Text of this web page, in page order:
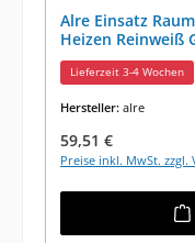
Alre Einsatz
Heizen Reinweiß
Lieferzeit 3-4 Wochen
Hersteller: alre
Regulärer Preis:
59,51 €
Preise inkl. MwSt. zzgl.